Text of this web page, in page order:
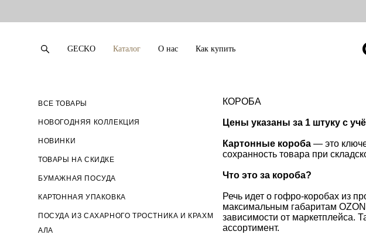
GECKO Каталог О нас Как купить
ВСЕ ТОВАРЫ
НОВОГОДНЯЯ КОЛЛЕКЦИЯ
НОВИНКИ
ТОВАРЫ НА СКИДКЕ
БУМАЖНАЯ ПОСУДА
КАРТОННАЯ УПАКОВКА
ПОСУДА ИЗ САХАРНОГО ТРОСТНИКА И КРАХМ
АЛА
КОРОБА
Цены указаны за 1 штуку с
Картонные короба — это
сохранность товара при
Что это за короба?
Речь идет о гофро-коробах из
максимальным габаритам
зависимости от маркетплейса.
ассортимент.